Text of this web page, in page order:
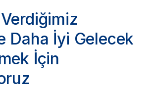
Daha İyi Gelecek
İçin